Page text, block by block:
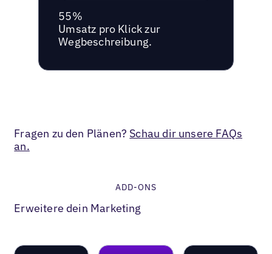
55%
Umsatz pro Klick zur
Wegbeschreibung.
Fragen zu den Plänen? Schau dir unsere FAQs
an.
ADD-ONS
Erweitere dein Marketing